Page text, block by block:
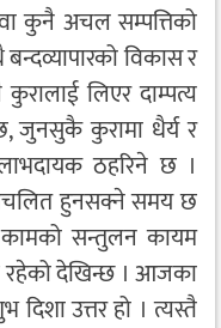
कुनै अचल सम्पत्तिको
विकास र
लिएर दाम्पत्य
जुनसुकै कुरामा धैर्य र
ठहरिने छ ।
हुनसक्ने समय छ
सन्तुलन कायम
रहेको देखिन्छ । आजका
उत्तर हो । त्यस्तै